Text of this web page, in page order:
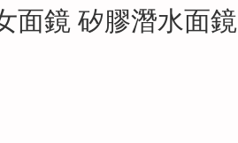
面鏡 矽膠潛水面鏡